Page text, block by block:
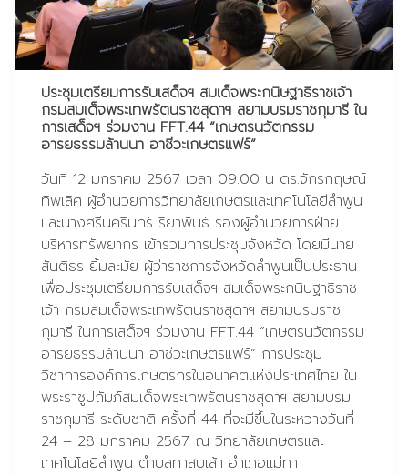
ประชุมเตรียมการรับเสด็จฯ สมเด็จพระกนิษฐาธิราชเจ้า
กรมสมเด็จพระเทพรัตนราชสุดาฯ สยามบรมราชกุมารี ใน
การเสด็จฯ ร่วมงาน FFT.44 “เกษตรนวัตกรรม
อารยธรรมล้านนา อาชีวะเกษตรแฟร์”
วันที่ 12 มกราคม 2567 เวลา 09.00 น ดร.จักรกฤษณ์
ทิพเลิศ ผู้อำนวยการวิทยาลัยเกษตรและเทคโนโลยีลำพูน
และนางศรีนครินทร์ ริยาพันธ์ รองผู้อำนวยการฝ่าย
บริหารทรัพยากร เข้าร่วมการประชุมจังหวัด โดยมีนาย
สันติธร ยิ้มละมัย ผู้ว่าราชการจังหวัดลำพูนเป็นประธาน
เพื่อประชุมเตรียมการรับเสด็จฯ สมเด็จพระกนิษฐาธิราช
เจ้า กรมสมเด็จพระเทพรัตนราชสุดาฯ สยามบรมราช
กุมารี ในการเสด็จฯ ร่วมงาน FFT.44 “เกษตรนวัตกรรม
อารยธรรมล้านนา อาชีวะเกษตรแฟร์” การประชุม
วิชาการองค์การเกษตรกรในอนาคตแห่งประเทศไทย ใน
พระราชูปถัมภ์สมเด็จพระเทพรัตนราชสุดาฯ สยามบรม
ราชกุมารี ระดับชาติ ครั้งที่ 44 ที่จะมีขึ้นในระหว่างวันที่
24 – 28 มกราคม 2567 ณ วิทยาลัยเกษตรและ
เทคโนโลยีลำพูน ตำบลทาสบเส้า อำเภอแม่ทา